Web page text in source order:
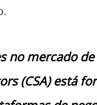
no mercado
(CSA) está